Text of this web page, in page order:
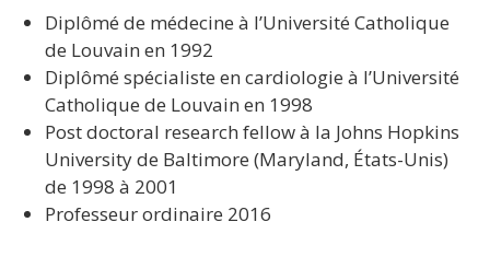
Diplômé de médecine à l’Université Catholique
de Louvain en 1992
Diplômé spécialiste en cardiologie à l’Université
Catholique de Louvain en 1998
Post doctoral research fellow à la Johns Hopkins
University de Baltimore (Maryland, États-Unis)
de 1998 à 2001
Professeur ordinaire 2016